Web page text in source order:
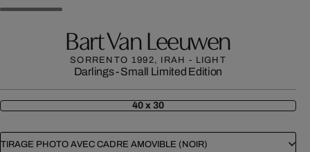
Bart Van Leeuwen
SORRENTO 1992, IRAH - LIGHT
Darlings - Small Limited Edition
40 x 30
TIRAGE PHOTO AVEC CADRE AMOVIBLE (NOIR)